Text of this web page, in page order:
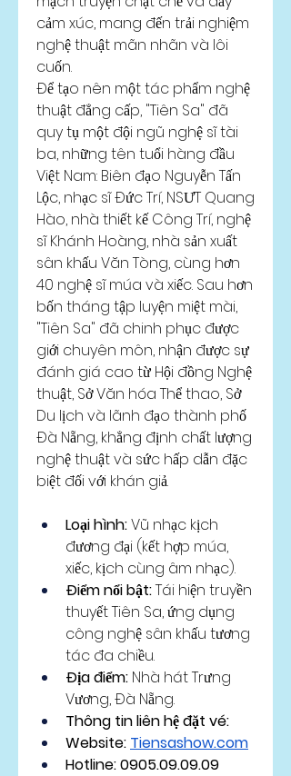
cảm xúc, mang đến trải nghiệm
nghệ thuật mãn nhãn và lôi
cuốn.
Để tạo nên một tác phẩm nghệ
thuật đẳng cấp, "Tiên Sa" đã
quy tụ một đội ngũ nghệ sĩ tài
ba, những tên tuổi hàng đầu
Việt Nam: Biên đạo Nguyễn Tấn
Lộc, nhạc sĩ Đức Trí, NSƯT Quang
Hào, nhà thiết kế Công Trí, nghệ
sĩ Khánh Hoàng, nhà sản xuất
sân khấu Văn Tòng, cùng hơn
40 nghệ sĩ múa và xiếc. Sau hơn
bốn tháng tập luyện miệt mài,
"Tiên Sa" đã chinh phục được
giới chuyên môn, nhận được sự
đánh giá cao từ Hội đồng Nghệ
thuật, Sở Văn hóa Thể thao, Sở
Du lịch và lãnh đạo thành phố
Đà Nẵng, khẳng định chất lượng
nghệ thuật và sức hấp dẫn đặc
biệt đối với khán giả.
Loại hình: Vũ nhạc kịch
đương đại (kết hợp múa,
xiếc, kịch cùng âm nhạc).
Điểm nổi bật: Tái hiện truyền
thuyết Tiên Sa, ứng dụng
công nghệ sân khấu tương
tác đa chiều.
Địa điểm: Nhà hát Trưng
Vương, Đà Nẵng.
Thông tin liên hệ đặt vé:
Website: Tiensashow.com
Hotline: 0905.09.09.09